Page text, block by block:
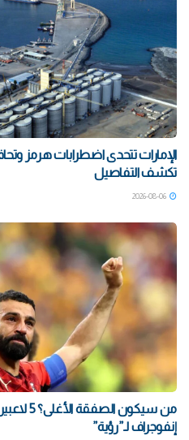
الإمارات تتحدى اضطرابات هرمز
تكشف التفاصيل
من سيكون
إنفوجراف لـ”رؤية”